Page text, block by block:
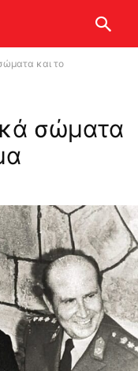
και το
σώματα